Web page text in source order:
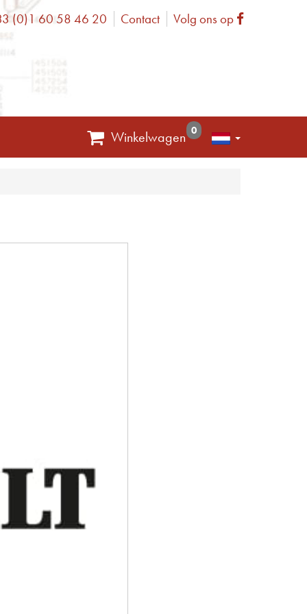
(0)1 60 58 46 20 Contact Volg ons op Facebook
Winkelwagen 0